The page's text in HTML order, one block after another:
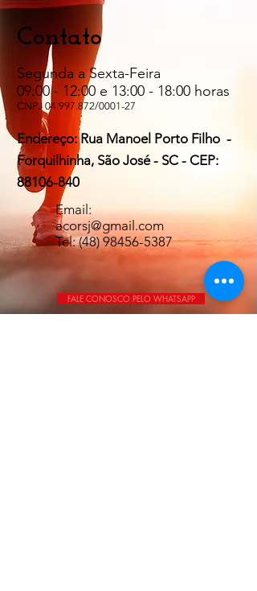
Contato
Segunda a Sexta-Feira
09:00 - 12:00 e 13:00 - 18:00 horas
CNPJ 04.997.872/0001-27
Endereço: Rua Manoel Porto Filho -
Forquilhinha, São José - SC - CEP:
88106-840
Email:
acorsj@gmail.com
Tel:(48) 98456-5387
FALE CONOSCO PELO WHATSAPP